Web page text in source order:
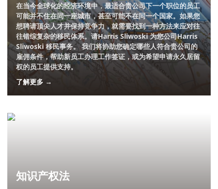
在当今全球化的经济环境中，最适合贵公司下一个职位的员工
可能并不住在同一座城市，甚至可能不在同一个国家。如果您
想聘请顶尖人才并保持竞争力，就需要找到一种方法来应对往
往错综复杂的移民体系。请Harris Sliwoski 为您公司Harris
Sliwoski 移民事务。 我们将协助您确定哪些人符合贵公司的
雇佣条件，帮助新员工办理工作签证，或为希望申请永久居留
权的员工提供支持。
了解更多 →
知识产权法